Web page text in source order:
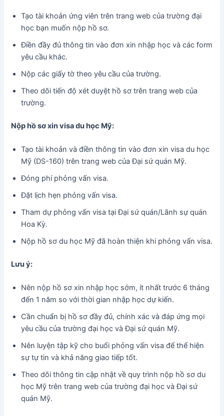
Tạo tài khoản ứng viên trên trang web của trường đại
học bạn muốn nộp hồ sơ.
Điền đầy đủ thông tin vào đơn xin nhập học và các form
yêu cầu khác.
Nộp các giấy tờ theo yêu cầu của trường.
Theo dõi tiến độ xét duyệt hồ sơ trên trang web của
trường.
Nộp hồ sơ xin visa du học Mỹ:
Tạo tài khoản và điền thông tin vào đơn xin visa du học
Mỹ (DS-160) trên trang web của Đại sứ quán Mỹ.
Đóng phí phỏng vấn visa.
Đặt lịch hẹn phỏng vấn visa.
Tham dự phỏng vấn visa tại Đại sứ quán/Lãnh sự quán
Hoa Kỳ.
Nộp hồ sơ du học Mỹ đã hoàn thiện khi phỏng vấn visa.
Lưu ý:
Nên nộp hồ sơ xin nhập học sớm, ít nhất trước 6 tháng
đến 1 năm so với thời gian nhập học dự kiến.
Cần chuẩn bị hồ sơ đầy đủ, chính xác và đáp ứng mọi
yêu cầu của trường đại học và Đại sứ quán Mỹ.
Nên luyện tập kỹ cho buổi phỏng vấn visa để thể hiện
sự tự tin và khả năng giao tiếp tốt.
Theo dõi thông tin cập nhật về quy trình nộp hồ sơ du
học Mỹ trên trang web của trường đại học và Đại sứ
quán Mỹ.